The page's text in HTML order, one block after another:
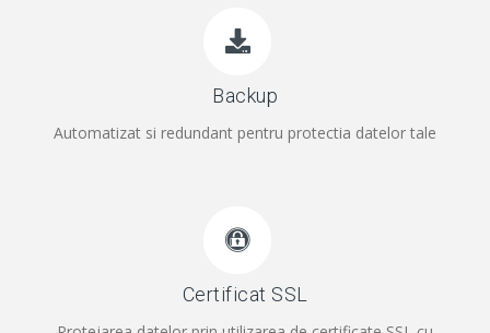
Backup
Automatizat si redundant pentru protectia datelor tale
Certificat SSL